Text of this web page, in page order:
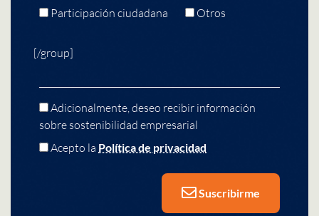
Participación ciudadana
Otros
[/group]
Adicionalmente, deseo recibir información
sobre sostenibilidad empresarial
Acepto la Política de privacidad
Suscribirme